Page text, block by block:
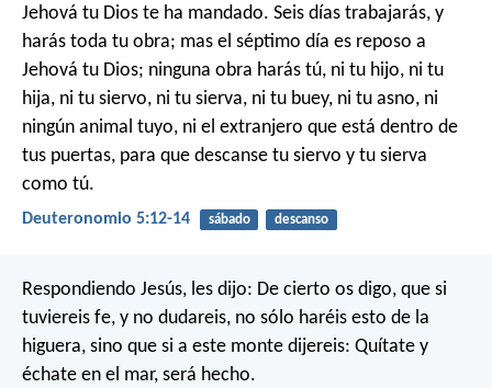
Jehová tu Dios te ha mandado. Seis días trabajarás, y
harás toda tu obra; mas el séptimo día es reposo a
Jehová tu Dios; ninguna obra harás tú, ni tu hijo, ni tu
hija, ni tu siervo, ni tu sierva, ni tu buey, ni tu asno, ni
ningún animal tuyo, ni el extranjero que está dentro de
tus puertas, para que descanse tu siervo y tu sierva
como tú.
Deuteronomio 5:12-14 sábado descanso
Respondiendo Jesús, les dijo: De cierto os digo, que si
tuviereis fe, y no dudareis, no sólo haréis esto de la
higuera, sino que si a este monte dijereis: Quítate y
échate en el mar, será hecho.